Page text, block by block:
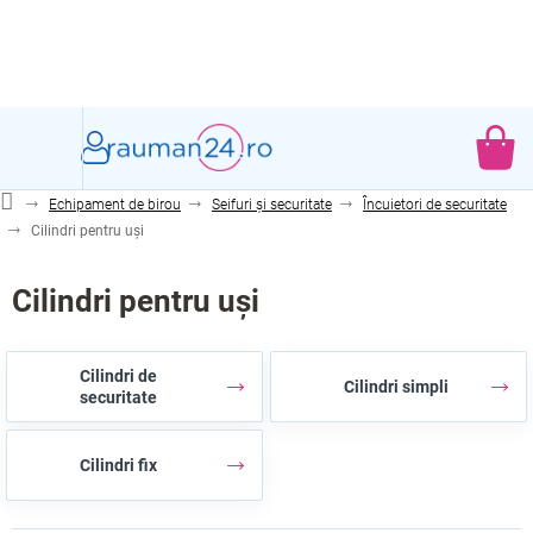
DE
Echipament de birou Seifuri și securitate
Încuietori de securitate
Cilindri pentru uși
Cilindri pentru uși
Cilindri de
securitate
Cilindri simpli
Cilindri fix